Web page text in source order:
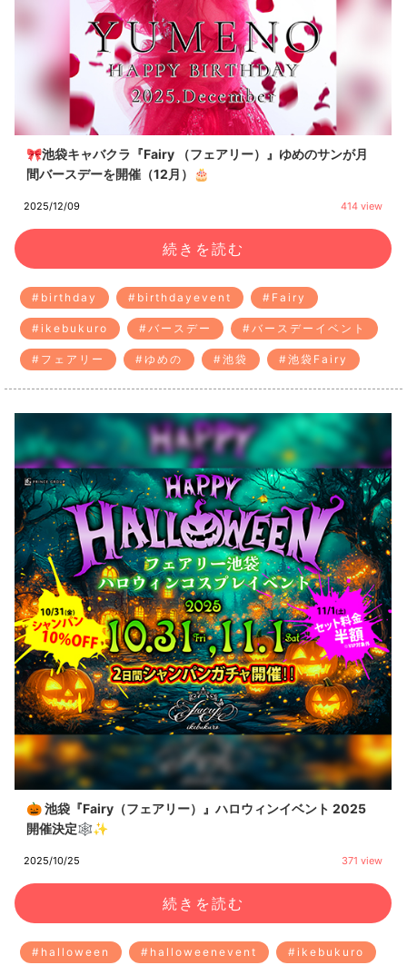
2025/12/09 414 view
🎀池袋キャバクラ『Fairy （フェアリー）』ゆめのサンが月
間バースデーを開催（12月）🎂
#birthday #birthdayevent #Fairy
#ikebukuro #バースデー #バースデーイベント
#フェアリー #ゆめの #池袋 #池袋Fairy
続きを読む
2025/10/25 371 view
🎃 池袋『Fairy（フェアリー）』ハロウィンイベント 2025
開催決定🕸️✨
#halloween #halloweenevent #ikebukuro
続きを読む